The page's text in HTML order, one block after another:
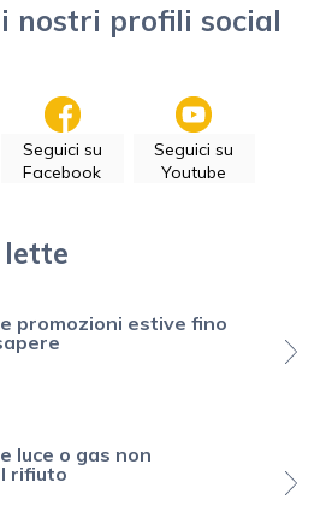
nostri profili social
Seguici su
Facebook
Seguici su
Youtube
promozioni estive fino
luce o gas non
rifiuto